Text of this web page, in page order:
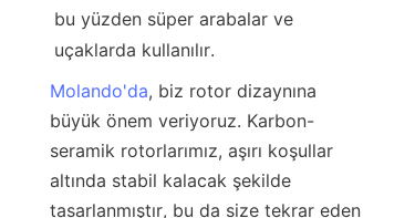
bu yüzden süper arabalar ve
uçaklarda kullanılır.
Molando'da, biz rotor dizaynına
büyük önem veriyoruz. Karbon-
seramik rotorlarımız, aşırı koşullar
altında stabil kalacak şekilde
tasarlanmıştır, bu da size tekrar eden